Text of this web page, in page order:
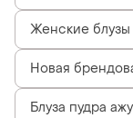
Женские
Новая
Блуза пудра